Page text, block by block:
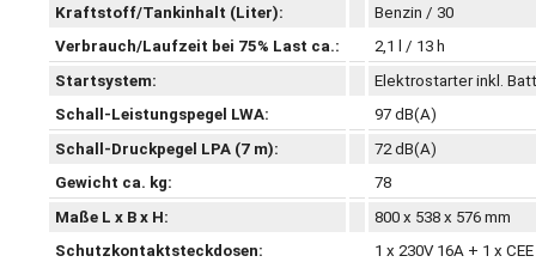
Kraftstoff/Tankinhalt (Liter):
Benzin / 30
Verbrauch/Laufzeit bei 75% Last ca.:
2,1 l / 13 h
Startsystem:
Elektrostarter inkl.
Schall-Leistungspegel LWA:
97 dB(A)
Schall-Druckpegel LPA (7 m):
72 dB(A)
Gewicht ca. kg:
78
Maße L x B x H:
800 x 538 x 576 mm
Schutzkontaktsteckdosen:
1 x 230V 16A + 1 x